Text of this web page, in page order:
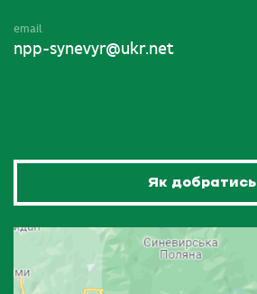
email
npp-synevyr@ukr.net
Як добратись